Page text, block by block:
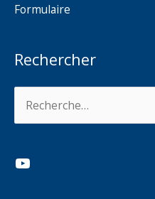
Formulaire
Rechercher
YouTube